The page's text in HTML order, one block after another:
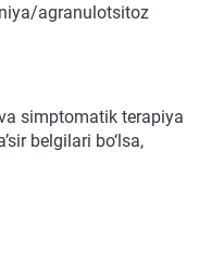
agranulotsitoz
simptomatik terapiya
belgilari bo‘lsa,